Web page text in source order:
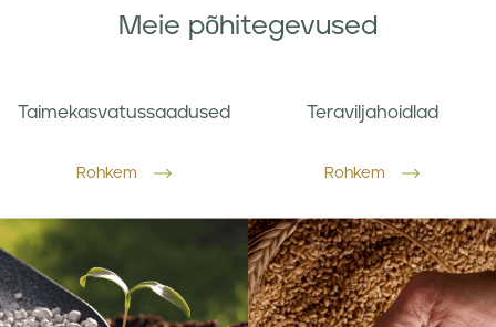
Meie põhitegevused
Taimekasvatussaadused
Rohkem
Teraviljahoidlad
Rohkem